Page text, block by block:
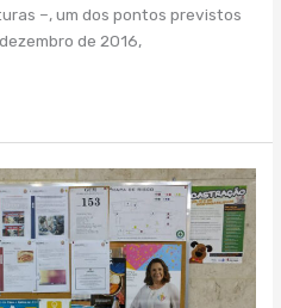
–, um dos pontos previstos
de 2016,